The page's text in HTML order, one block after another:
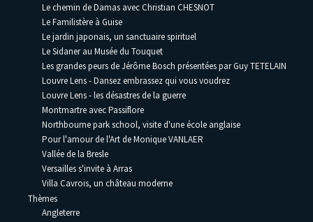
Le chemin de Damas avec Christian CHESNOT
Le Familistère à Guise
Le jardin japonais, un sanctuaire spirituel
Le Sidaner au Musée du Touquet
Les grandes peurs de Jérôme Bosch présentées par Guy TETELAIN
Louvre Lens - Dansez embrassez qui vous voudrez
Louvre Lens - les désastres de la guerre
Montmartre avec Passiflore
Northbourne park school, visite d'une école anglaise
Pour l'amour de l'Art de Monique VANLAER
Vallée de la Bresle
Versailles s'invite à Arras
Villa Cavrois, un château moderne
Thèmes
Angleterre